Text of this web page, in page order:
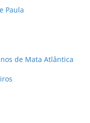
Paula
de Mata Atlântica